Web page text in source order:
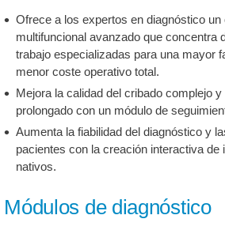
Ofrece a los expertos en diagnóstico un
multifuncional avanzado que concentra
trabajo especializadas para una mayor
menor coste operativo total.
Mejora la calidad del cribado complejo
prolongado con un módulo de
Aumenta la fiabilidad del diagnóstico y
pacientes con la creación interactiva de
nativos.
Módulos de diagnóstico